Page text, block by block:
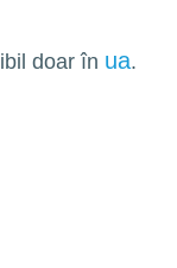
doar în ua.